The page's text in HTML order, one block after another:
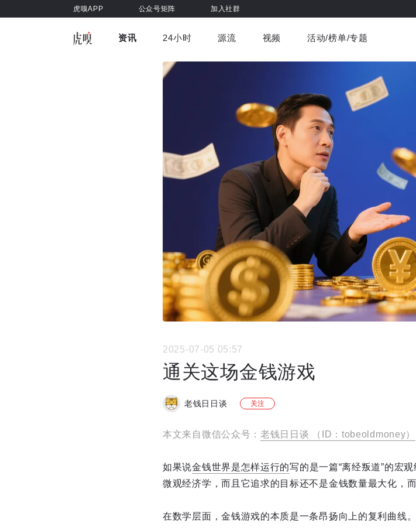
虎嗅APP 公众号矩阵 加入社群
资讯
车与出行 商业消费 社会文化 金
24小时 源流 视频 活动/榜单/专题
2025-07-05 05:57
通关这场金钱游戏
老钱日日谈 关注
本文来自微信公众号： 老钱日日谈 （ID：tobeoldmoney）
如果说金钱世界是怎样运行的写的是一篇“离经叛道”的宏
微观经济学，而且它追求的目标还不是金钱数量最大化，
在数学层面，金钱游戏的本质是一条昂扬向上的复利曲线。